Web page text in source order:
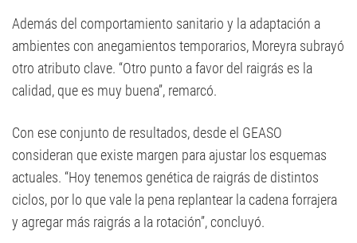
Además del comportamiento sanitario y la adaptación a
ambientes con anegamientos temporarios, Moreyra subrayó
otro atributo clave. “Otro punto a favor del raigrás es la
calidad, que es muy buena”, remarcó.
Con ese conjunto de resultados, desde el GEASO
consideran que existe margen para ajustar los esquemas
actuales. “Hoy tenemos genética de raigrás de distintos
ciclos, por lo que vale la pena replantear la cadena forrajera
y agregar más raigrás a la rotación”, concluyó.